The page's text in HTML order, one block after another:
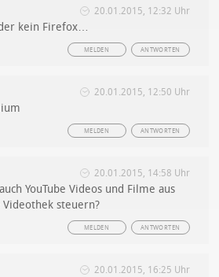
20.01.2015, 12:32 Uhr
kein Firefox…
ANTWORTEN
MELDEN
20.01.2015, 12:50 Uhr
ANTWORTEN
MELDEN
20.01.2015, 14:58 Uhr
YouTube Videos und Filme aus
steuern?
ANTWORTEN
MELDEN
20.01.2015, 16:25 Uhr